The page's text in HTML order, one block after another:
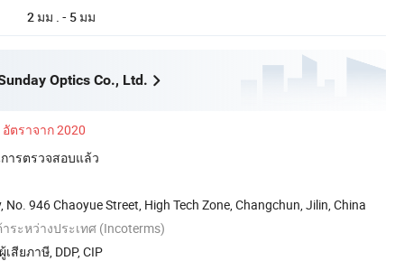
2 มม . - 5 มม
Optics Co., Ltd.
อัตราจาก 2020
ารตรวจสอบแล้ว
No. 946 Chaoyue Street, High Tech Zone, Changchun, Jilin, China
ระหว่างประเทศ (Incoterms)
สียภาษี, DDP, CIP